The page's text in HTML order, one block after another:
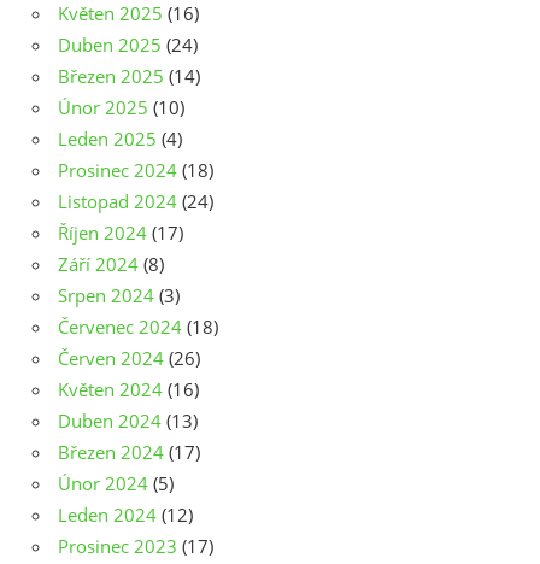
Květen 2025 (16)
Duben 2025 (24)
Březen 2025 (14)
Únor 2025 (10)
Leden 2025 (4)
Prosinec 2024 (18)
Listopad 2024 (24)
Říjen 2024 (17)
Září 2024 (8)
Srpen 2024 (3)
Červenec 2024 (18)
Červen 2024 (26)
Květen 2024 (16)
Duben 2024 (13)
Březen 2024 (17)
Únor 2024 (5)
Leden 2024 (12)
Prosinec 2023 (17)